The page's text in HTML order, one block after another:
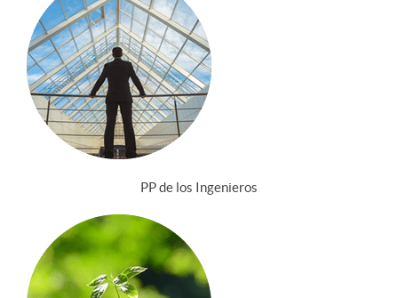
PP de los Ingenieros